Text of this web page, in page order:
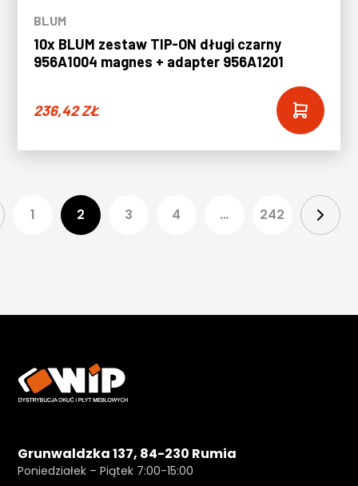
BLUM
10x BLUM zestaw TIP-ON długi czarny
956A1004 magnes + adapter 956A1201
236,42ZŁ
1 2 3 4 … 242
Grunwaldzka 137, 84-230 Rumia
Poniedziałek – Piątek 7:00-15:00